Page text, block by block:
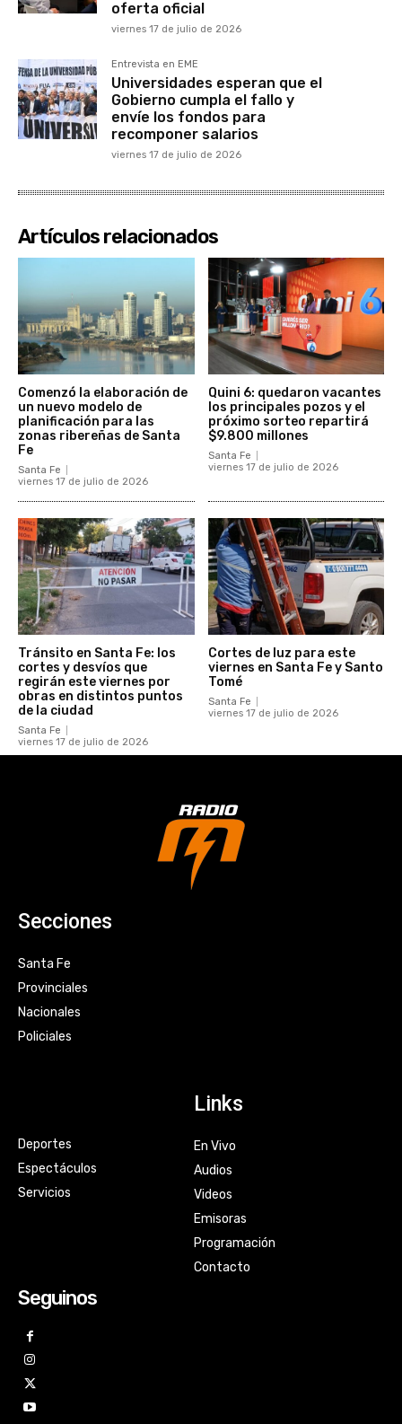
oferta oficial
viernes 17 de julio de 2026
Entrevista en EME
Universidades esperan que el
Gobierno cumpla el fallo y
envíe los fondos para
recomponer salarios
viernes 17 de julio de 2026
Artículos relacionados
Comenzó la elaboración de
un nuevo modelo de
planificación para las
zonas ribereñas de Santa
Fe
Santa Fe
viernes 17 de julio de 2026
Quini 6: quedaron vacantes
los principales pozos y el
próximo sorteo repartirá
$9.800 millones
Santa Fe
viernes 17 de julio de 2026
Tránsito en Santa Fe: los
cortes y desvíos que
regirán este viernes por
obras en distintos puntos
de la ciudad
Santa Fe
viernes 17 de julio de 2026
Cortes de luz para este
viernes en Santa Fe y Santo
Tomé
Santa Fe
viernes 17 de julio de 2026
Secciones
Santa Fe
Provinciales
Nacionales
Policiales
Deportes
Espectáculos
Servicios
Links
En Vivo
Audios
Videos
Emisoras
Programación
Contacto
Seguinos